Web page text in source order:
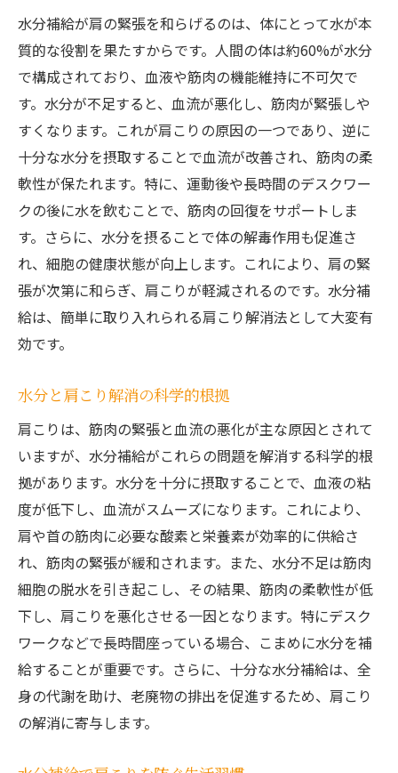
水分補給が肩の緊張を和らげるのは、体にとって水が本
質的な役割を果たすからです。人間の体は約60%が水分
で構成されており、血液や筋肉の機能維持に不可欠で
す。水分が不足すると、血流が悪化し、筋肉が緊張しや
すくなります。これが肩こりの原因の一つであり、逆に
十分な水分を摂取することで血流が改善され、筋肉の柔
軟性が保たれます。特に、運動後や長時間のデスクワー
クの後に水を飲むことで、筋肉の回復をサポートしま
す。さらに、水分を摂ることで体の解毒作用も促進さ
れ、細胞の健康状態が向上します。これにより、肩の緊
張が次第に和らぎ、肩こりが軽減されるのです。水分補
給は、簡単に取り入れられる肩こり解消法として大変有
効です。
水分と肩こり解消の科学的根拠
肩こりは、筋肉の緊張と血流の悪化が主な原因とされて
いますが、水分補給がこれらの問題を解消する科学的根
拠があります。水分を十分に摂取することで、血液の粘
度が低下し、血流がスムーズになります。これにより、
肩や首の筋肉に必要な酸素と栄養素が効率的に供給さ
れ、筋肉の緊張が緩和されます。また、水分不足は筋肉
細胞の脱水を引き起こし、その結果、筋肉の柔軟性が低
下し、肩こりを悪化させる一因となります。特にデスク
ワークなどで長時間座っている場合、こまめに水分を補
給することが重要です。さらに、十分な水分補給は、全
身の代謝を助け、老廃物の排出を促進するため、肩こり
の解消に寄与します。